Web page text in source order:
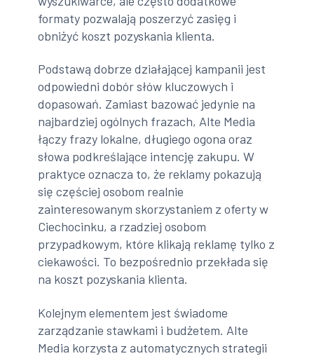
formaty pozwalają poszerzyć zasięg i
obniżyć koszt pozyskania klienta.
Podstawą dobrze działającej kampanii jest
odpowiedni dobór słów kluczowych i
dopasowań. Zamiast bazować jedynie na
najbardziej ogólnych frazach, Alte Media
łączy frazy lokalne, długiego ogona oraz
słowa podkreślające intencję zakupu. W
praktyce oznacza to, że reklamy pokazują
się częściej osobom realnie
zainteresowanym skorzystaniem z oferty w
Ciechocinku, a rzadziej osobom
przypadkowym, które klikają reklamę tylko z
ciekawości. To bezpośrednio przekłada się
na koszt pozyskania klienta.
Kolejnym elementem jest świadome
zarządzanie stawkami i budżetem. Alte
Media korzysta z automatycznych strategii